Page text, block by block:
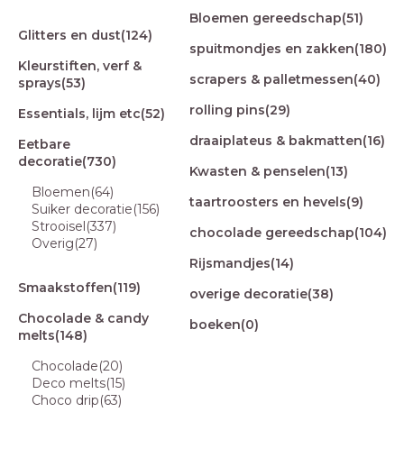
Glitters en dust(124)
Kleurstiften, verf &
sprays(53)
Essentials, lijm etc(52)
Eetbare
decoratie(730)
Bloemen(64)
Suiker decoratie(156)
Strooisel(337)
Overig(27)
Smaakstoffen(119)
Chocolade & candy
melts(148)
Chocolade(20)
Deco melts(15)
Choco drip(63)
Bloemen gereedschap(51)
spuitmondjes en zakken(180)
scrapers & palletmessen(40)
rolling pins(29)
draaiplateus & bakmatten(16)
Kwasten & penselen(13)
taartroosters en hevels(9)
chocolade gereedschap(104)
Rijsmandjes(14)
overige decoratie(38)
boeken(0)